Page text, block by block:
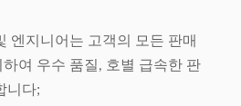
엔지니어는 고객의 모든 판매
여 우수 품질, 호별 급속한 판
니다;